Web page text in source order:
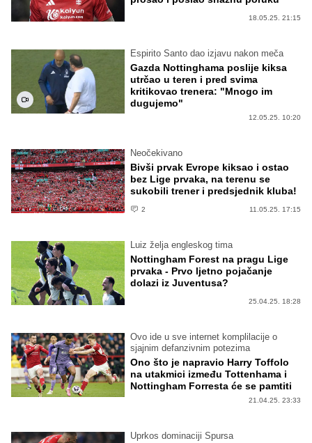
18.05.25. 21:15
Espirito Santo dao izjavu nakon meča
Gazda Nottinghama poslije kiksa
utrčao u teren i pred svima
kritikovao trenera: "Mnogo im
dugujemo"
12.05.25. 10:20
Neočekivano
Bivši prvak Evrope kiksao i ostao
bez Lige prvaka, na terenu se
sukobili trener i predsjednik kluba!
2 11.05.25. 17:15
Luiz želja engleskog tima
Nottingham Forest na pragu Lige
prvaka - Prvo ljetno pojačanje
dolazi iz Juventusa?
25.04.25. 18:28
Ovo ide u sve internet komplilacije o
sjajnim defanzivnim potezima
Ono što je napravio Harry Toffolo
na utakmici između Tottenhama i
Nottingham Forresta će se pamtiti
21.04.25. 23:33
Uprkos dominaciji Spursa